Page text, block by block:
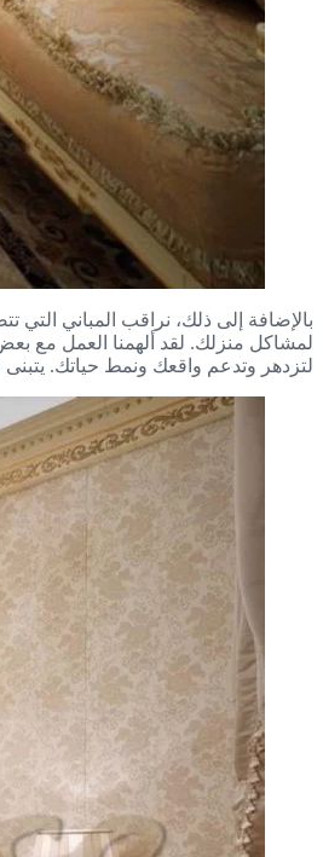
بالإضافة إلى ذلك، نراقب المباني التي
لمشاكل منزلك. لقد ألهمنا العمل مع بعض
لتزدهر وتدعم واقعك ونمط حياتك. يتبنى